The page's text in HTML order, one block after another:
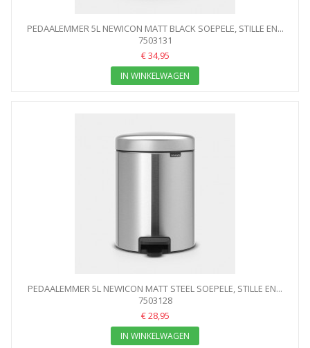
PEDAALEMMER 5L NEWICON MATT BLACK SOEPELE, STILLE EN...
7503131
€ 34,95
IN WINKELWAGEN
PEDAALEMMER 5L NEWICON MATT STEEL SOEPELE, STILLE EN...
7503128
€ 28,95
IN WINKELWAGEN